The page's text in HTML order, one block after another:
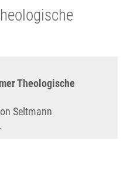
Theologische
Seltmann
.